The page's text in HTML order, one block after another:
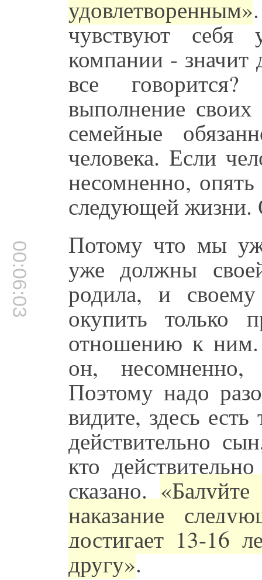
удовлетворенным»
чувствуют себя
компании - значит
все
выполнение
семейные
человека. Если
несомненно,
следующей жизни.
00:06:03 Потому что мы
уже должны
родила, и
окупить только
отношению к ним.
он,
Поэтому надо
видите, здесь
действительно
кто
сказано.
наказание
достигает 13-16
другу».